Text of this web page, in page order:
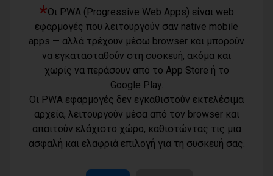
Τίγκα στα ξερά χόρτα ο Διόνυσος,
«άφαντη» η Δημοτική Αρχή
06/08/2026
Η Novibet «ψηφίζει» πρωθυπουργό: Το
ακλόνητο φαβορί, η επιστροφή και το
αουτσάιντερ των 41,00
06/08/2026
Προσφυγή της αντιπολίτευσης του
Δήμου Παλλήνης στην Αποκεντρωμένη
Διοίκηση για τον Αβαρκιώτη
Όροι χρήσης
Πολιτική
Τηλέφωνο
*Οι PWA (Progressive Web Apps) είναι web
εφαρμογές που λειτουργούν σαν native mobile
apps — αλλά τρέχουν μέσω browser και μπορούν
να εγκατασταθούν στη συσκευή, ακόμα και
χωρίς να περάσουν από το App Store ή το
Google Play.
Οι PWA εφαρμογές δεν εγκαθιστούν εκτελέσιμα
αρχεία, λειτουργούν μέσα από τον browser και
απαιτούν ελάχιστο χώρο, καθιστώντας τις μια
ασφαλή και ελαφριά επιλογή για τη συσκευή σας.